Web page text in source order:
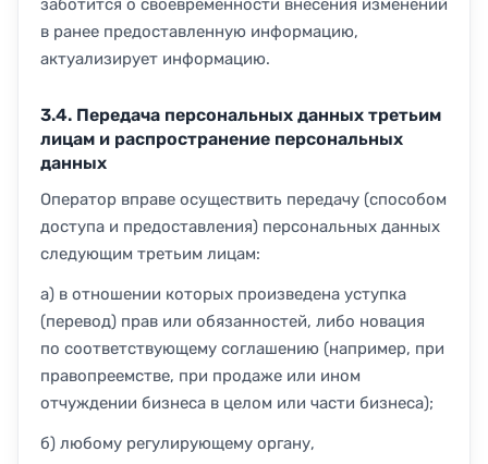
заботится о своевременности внесения изменений
в ранее предоставленную информацию,
актуализирует информацию.
3.4. Передача персональных данных третьим
лицам и распространение персональных
данных
Оператор вправе осуществить передачу (способом
доступа и предоставления) персональных данных
следующим третьим лицам:
а) в отношении которых произведена уступка
(перевод) прав или обязанностей, либо новация
по соответствующему соглашению (например, при
правопреемстве, при продаже или ином
отчуждении бизнеса в целом или части бизнеса);
б) любому регулирующему органу,